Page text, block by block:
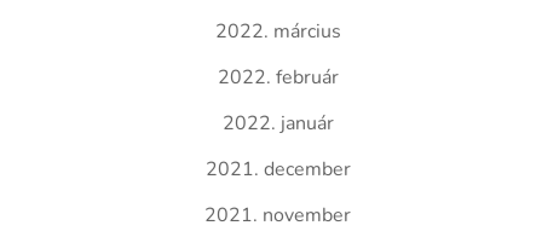
2022. március
2022. február
2022. január
2021. december
2021. november